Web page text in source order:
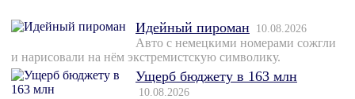
Идейный пироман 10.08.2026
Авто с немецкими номерами сожгли
и нарисовали на нём экстремистскую символику.
Ущерб бюджету в 163 млн
10.08.2026